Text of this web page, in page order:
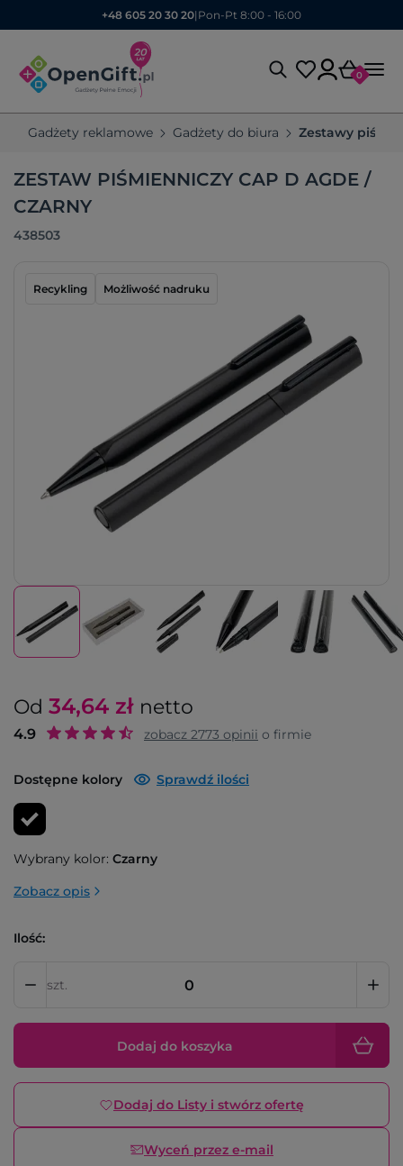
+48 605 20 30 20| Pon-Pt 8:00 - 16:00
0
Gadżety reklamowe Gadżety do biura Zestawy
ZESTAW PIŚMIENNICZY CAP D AGDE /
CZARNY
438503
Recykling Możliwość nadruku
Od 34,64 zł netto
4.9 zobacz 2773 opinii o firmie
Dostępne kolory Sprawdź ilości
Wybrany kolor: Czarny
Zobacz opis
Ilość:
szt.
Dodaj do koszyka
Dodaj do Listy i stwórz ofertę
Wyceń przez e-mail